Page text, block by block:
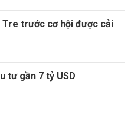
Tre trước cơ hội được cải
tư gần 7 tỷ USD